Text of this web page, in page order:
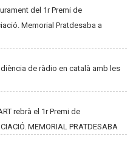
del 1r Premi de
Memorial Pratdesaba a
de ràdio en català amb les
rebrà el 1r Premi de
MEMORIAL PRATDESABA